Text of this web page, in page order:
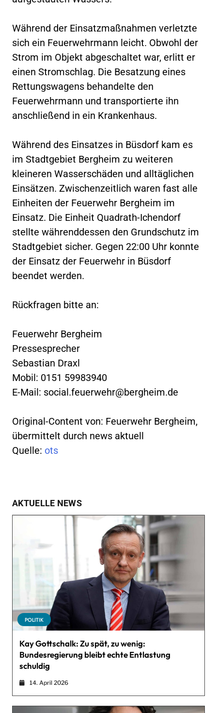
Während der Einsatzmaßnahmen verletzte
sich ein Feuerwehrmann leicht. Obwohl der
Strom im Objekt abgeschaltet war, erlitt er
einen Stromschlag. Die Besatzung eines
Rettungswagens behandelte den
Feuerwehrmann und transportierte ihn
anschließend in ein Krankenhaus.
Während des Einsatzes in Büsdorf kam es
im Stadtgebiet Bergheim zu weiteren
kleineren Wasserschäden und alltäglichen
Einsätzen. Zwischenzeitlich waren fast alle
Einheiten der Feuerwehr Bergheim im
Einsatz. Die Einheit Quadrath-Ichendorf
stellte währenddessen den Grundschutz im
Stadtgebiet sicher. Gegen 22:00 Uhr konnte
der Einsatz der Feuerwehr in Büsdorf
beendet werden.
Rückfragen bitte an:
Feuerwehr Bergheim
Pressesprecher
Sebastian Draxl
Mobil: 0151 59983940
E-Mail: social.feuerwehr@bergheim.de
Original-Content von: Feuerwehr Bergheim,
übermittelt durch news aktuell
Quelle: ots
AKTUELLE NEWS
POLITIK
Kay Gottschalk: Zu spät, zu wenig:
Bundesregierung bleibt echte Entlastung
schuldig
14. April 2026